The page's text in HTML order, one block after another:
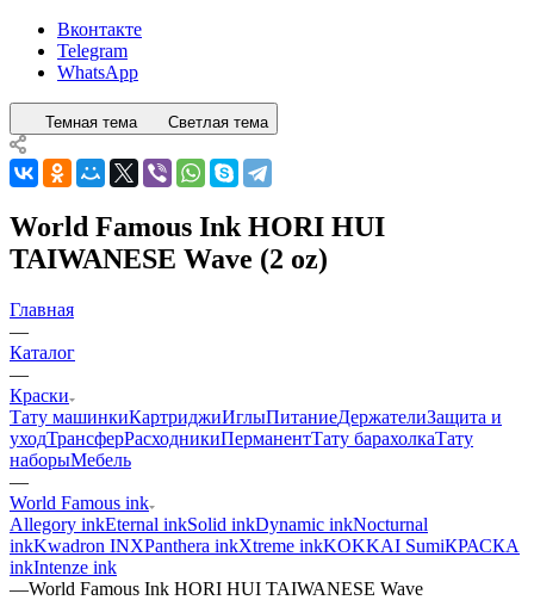
Вконтакте
Telegram
WhatsApp
Темная тема Светлая тема
World Famous Ink HORI HUI
TAIWANESE Wave (2 oz)
Главная
—
Каталог
—
Краски
Тату машинкиКартриджиИглыПитаниеДержателиЗащита и
уходТрансферРасходникиПерманентТату барахолкаТату
наборыМебель
—
World Famous ink
Allegory inkEternal inkSolid inkDynamic inkNocturnal
inkKwadron INXPanthera inkXtreme inkKOKKAI SumiКРАСКА
inkIntenze ink
—World Famous Ink HORI HUI TAIWANESE Wave